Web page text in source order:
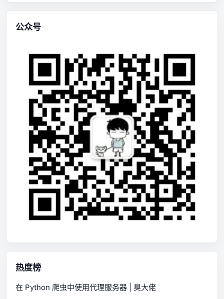
公众号
热度榜
在 Python 爬虫中使用代理服务器 | 臭大佬